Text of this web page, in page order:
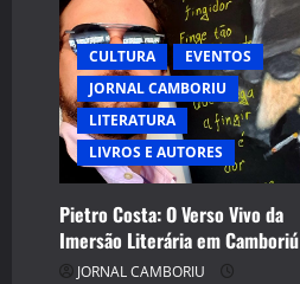
CULTURA
EVENTOS
JORNAL CAMBORIU
LITERATURA
LIVROS E AUTORES
Pietro Costa: O Verso Vivo da
Imersão Literária em Camboriú
JORNAL CAMBORIU